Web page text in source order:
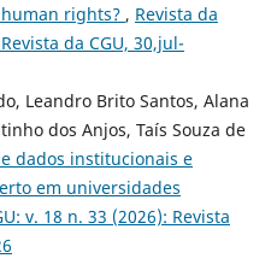
rights? , Revista da
da CGU, 30,jul-
Leandro Brito Santos, Alana
dos Anjos, Taís Souza de
dados institucionais e
em universidades
v. 18 n. 33 (2026): Revista